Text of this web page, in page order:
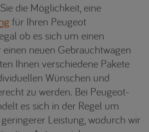
die Möglichkeit, eine
für Ihren Peugeot
ob es sich um einen
neuen Gebrauchtwagen
Ihnen verschiedene Pakete
Wünschen und
zu werden. Bei Peugeot-
es sich in der Regel um
Leistung, wodurch wir